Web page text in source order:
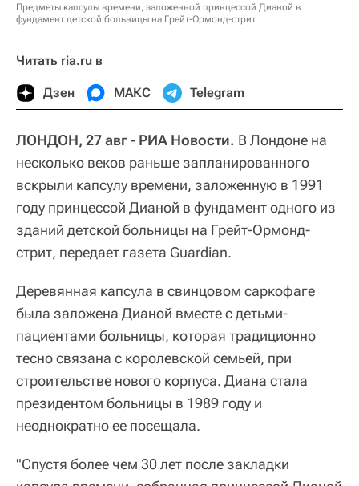
Предметы капсулы времени, заложенной принцессой Дианой в
фундамент детской больницы на Грейт-Ормонд-стрит
Читать ria.ru в
Дзен МАКС Telegram
ЛОНДОН, 27 авг - РИА Новости. В Лондоне на
несколько веков раньше запланированного
вскрыли капсулу времени, заложенную в 1991
году принцессой Дианой в фундамент одного из
зданий детской больницы на Грейт-Ормонд-
стрит, передает газета Guardian.
Деревянная капсула в свинцовом саркофаге
была заложена Дианой вместе с детьми-
пациентами больницы, которая традиционно
тесно связана с королевской семьей, при
строительстве нового корпуса. Диана стала
президентом больницы в 1989 году и
неоднократно ее посещала.
"Спустя более чем 30 лет после закладки